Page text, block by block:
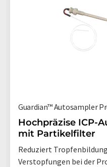
Guardian™ Autosampler
Hochpräzise ICP-
mit Partikelfilter
Reduziert
Verstopfungen bei der